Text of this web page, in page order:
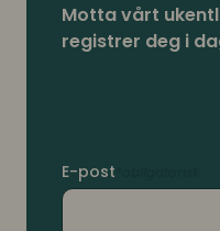
Motta vårt
registrer deg i
E-post